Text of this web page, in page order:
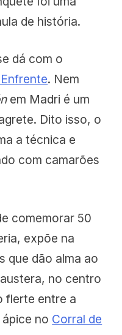
de história.
dá com o
. Nem
em Madri é um
Dito isso, o
a técnica e
com camarões
comemorar 50
expõe na
que dão alma ao
no centro
flerte entre a
no Corral de